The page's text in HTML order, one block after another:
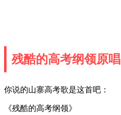
残酷的高考纲领原唱
你说的山寨高考歌是这首吧：
《残酷的高考纲领》